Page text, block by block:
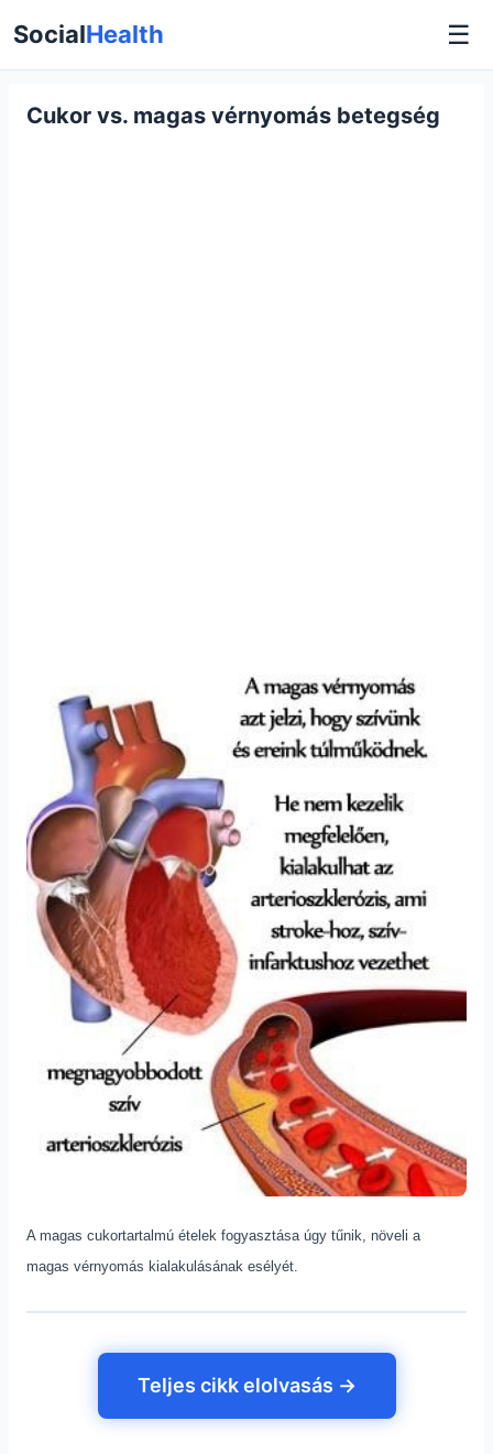
SocialHealth ☰
Cukor vs. magas vérnyomás betegség
A magas cukortartalmú ételek fogyasztása úgy tűnik, növeli a
magas vérnyomás kialakulásának esélyét.
Teljes cikk elolvasás →